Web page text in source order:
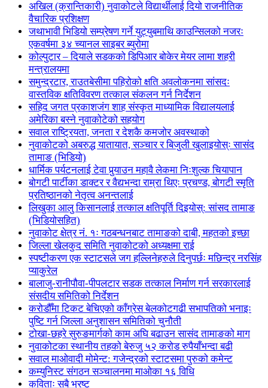
अखिल (क्रान्तिकारी) नुवाकोटले विद्यार्थीलाई दियो राजनीतिक
वैचारिक प्रशिक्षण
जथाभावी भिडियो सम्प्रेषण गर्ने युट्युबमाथि काउन्सिलको नजरः
एकवर्षमा ३४ च्यानल साइबर ब्युरोमा
कोल्पुटार – दियाले सडकको डिपिआर बोकेर मेयर लामा शहरी
मन्त्रालयमा
समुन्द्रटार, राउतबेसीमा पहिरोको क्षति अवलोकनमा सांसदः
वास्तविक क्षतिविवरण तत्काल संकलन गर्न निर्देशन
सहिद जगत प्रकाशजंग शाह संस्कृत माध्यामिक विद्यालयलाई
अमेरिका बस्ने नुवाकोटेको सहयोग
सवाल राष्ट्रियता, जनता र देशकै कमजोर अवस्थाको
नुवाकोटको अबरुद्ध यातायात, सञ्चार र बिजुली खुलाइयोस्ः सासंद
तामाङ (भिडियो)
धार्मिक पर्यटनलाई टेवा पुर्‍याउन महावै लेकमा निःशुल्क चियापान
बोगटी पार्टीका डाक्टर र वैद्यभन्दा राम्रा थिएः प्रचण्ड, बोगटी स्मृति
प्रतिष्ठानको नेतृत्व अनन्तलाई
लिखुका आलु किसानलाई तत्काल क्षतिपूर्ति दिइयोस्: सांसद तामाङ
(भिडियोसहित)
नुवाकोट क्षेत्र नं. १ः गठबन्धनबाट तामाङको दाबी, महतको इच्छा
जिल्ला खेलकुद समिति नुवाकोटको अध्यक्षमा राई
स्पष्टीकरण एक स्टाटसले जग हल्लिनेहरुले दिनुपर्छः मछिन्द्र नरसिंह
प्याकुरेल
बालाजु-रानीपौवा-पीपलटार सडक तत्काल निर्माण गर्न सरकारलाई
संसदीय समितिको निर्देशन
करोडौँमा टिकट बेचिएको काँग्रेस बेलकोटगढी सभापतिको भनाइः
पुष्टि गर्न जिल्ला अनुशासन समितिको चुनौती
टोखा-छहरे सुरुङमार्गको काम अघि बढाउन सासंद तामाङको माग
नुवाकोटका स्थानीय तहको बेरुजु ५२ करोड रुपैयाँभन्दा बढी
सवाल माओवादी मोमेन्ट: गजेन्द्रको स्टाटसमा पुरुको कमेन्ट
कम्युनिस्ट संगठन सञ्चालनमा माओका १६ विधि
कविताः सबै भ्रष्ट